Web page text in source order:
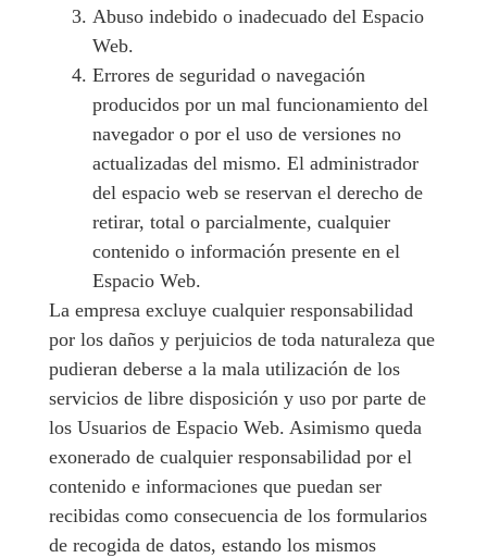
Abuso indebido o inadecuado del Espacio
Web.
Errores de seguridad o navegación
producidos por un mal funcionamiento del
navegador o por el uso de versiones no
actualizadas del mismo. El administrador
del espacio web se reservan el derecho de
retirar, total o parcialmente, cualquier
contenido o información presente en el
Espacio Web.
La empresa excluye cualquier responsabilidad
por los daños y perjuicios de toda naturaleza que
pudieran deberse a la mala utilización de los
servicios de libre disposición y uso por parte de
los Usuarios de Espacio Web. Asimismo queda
exonerado de cualquier responsabilidad por el
contenido e informaciones que puedan ser
recibidas como consecuencia de los formularios
de recogida de datos, estando los mismos